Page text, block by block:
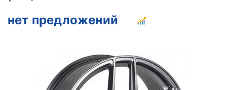
нет предложений